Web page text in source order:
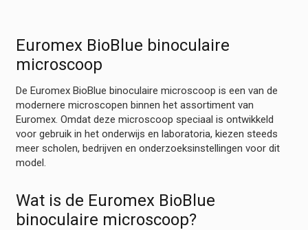
Euromex BioBlue binoculaire
microscoop
De Euromex BioBlue binoculaire microscoop is een van de
modernere microscopen binnen het assortiment van
Euromex. Omdat deze microscoop speciaal is ontwikkeld
voor gebruik in het onderwijs en laboratoria, kiezen steeds
meer scholen, bedrijven en onderzoeksinstellingen voor dit
model.
Wat is de Euromex BioBlue
binoculaire microscoop?